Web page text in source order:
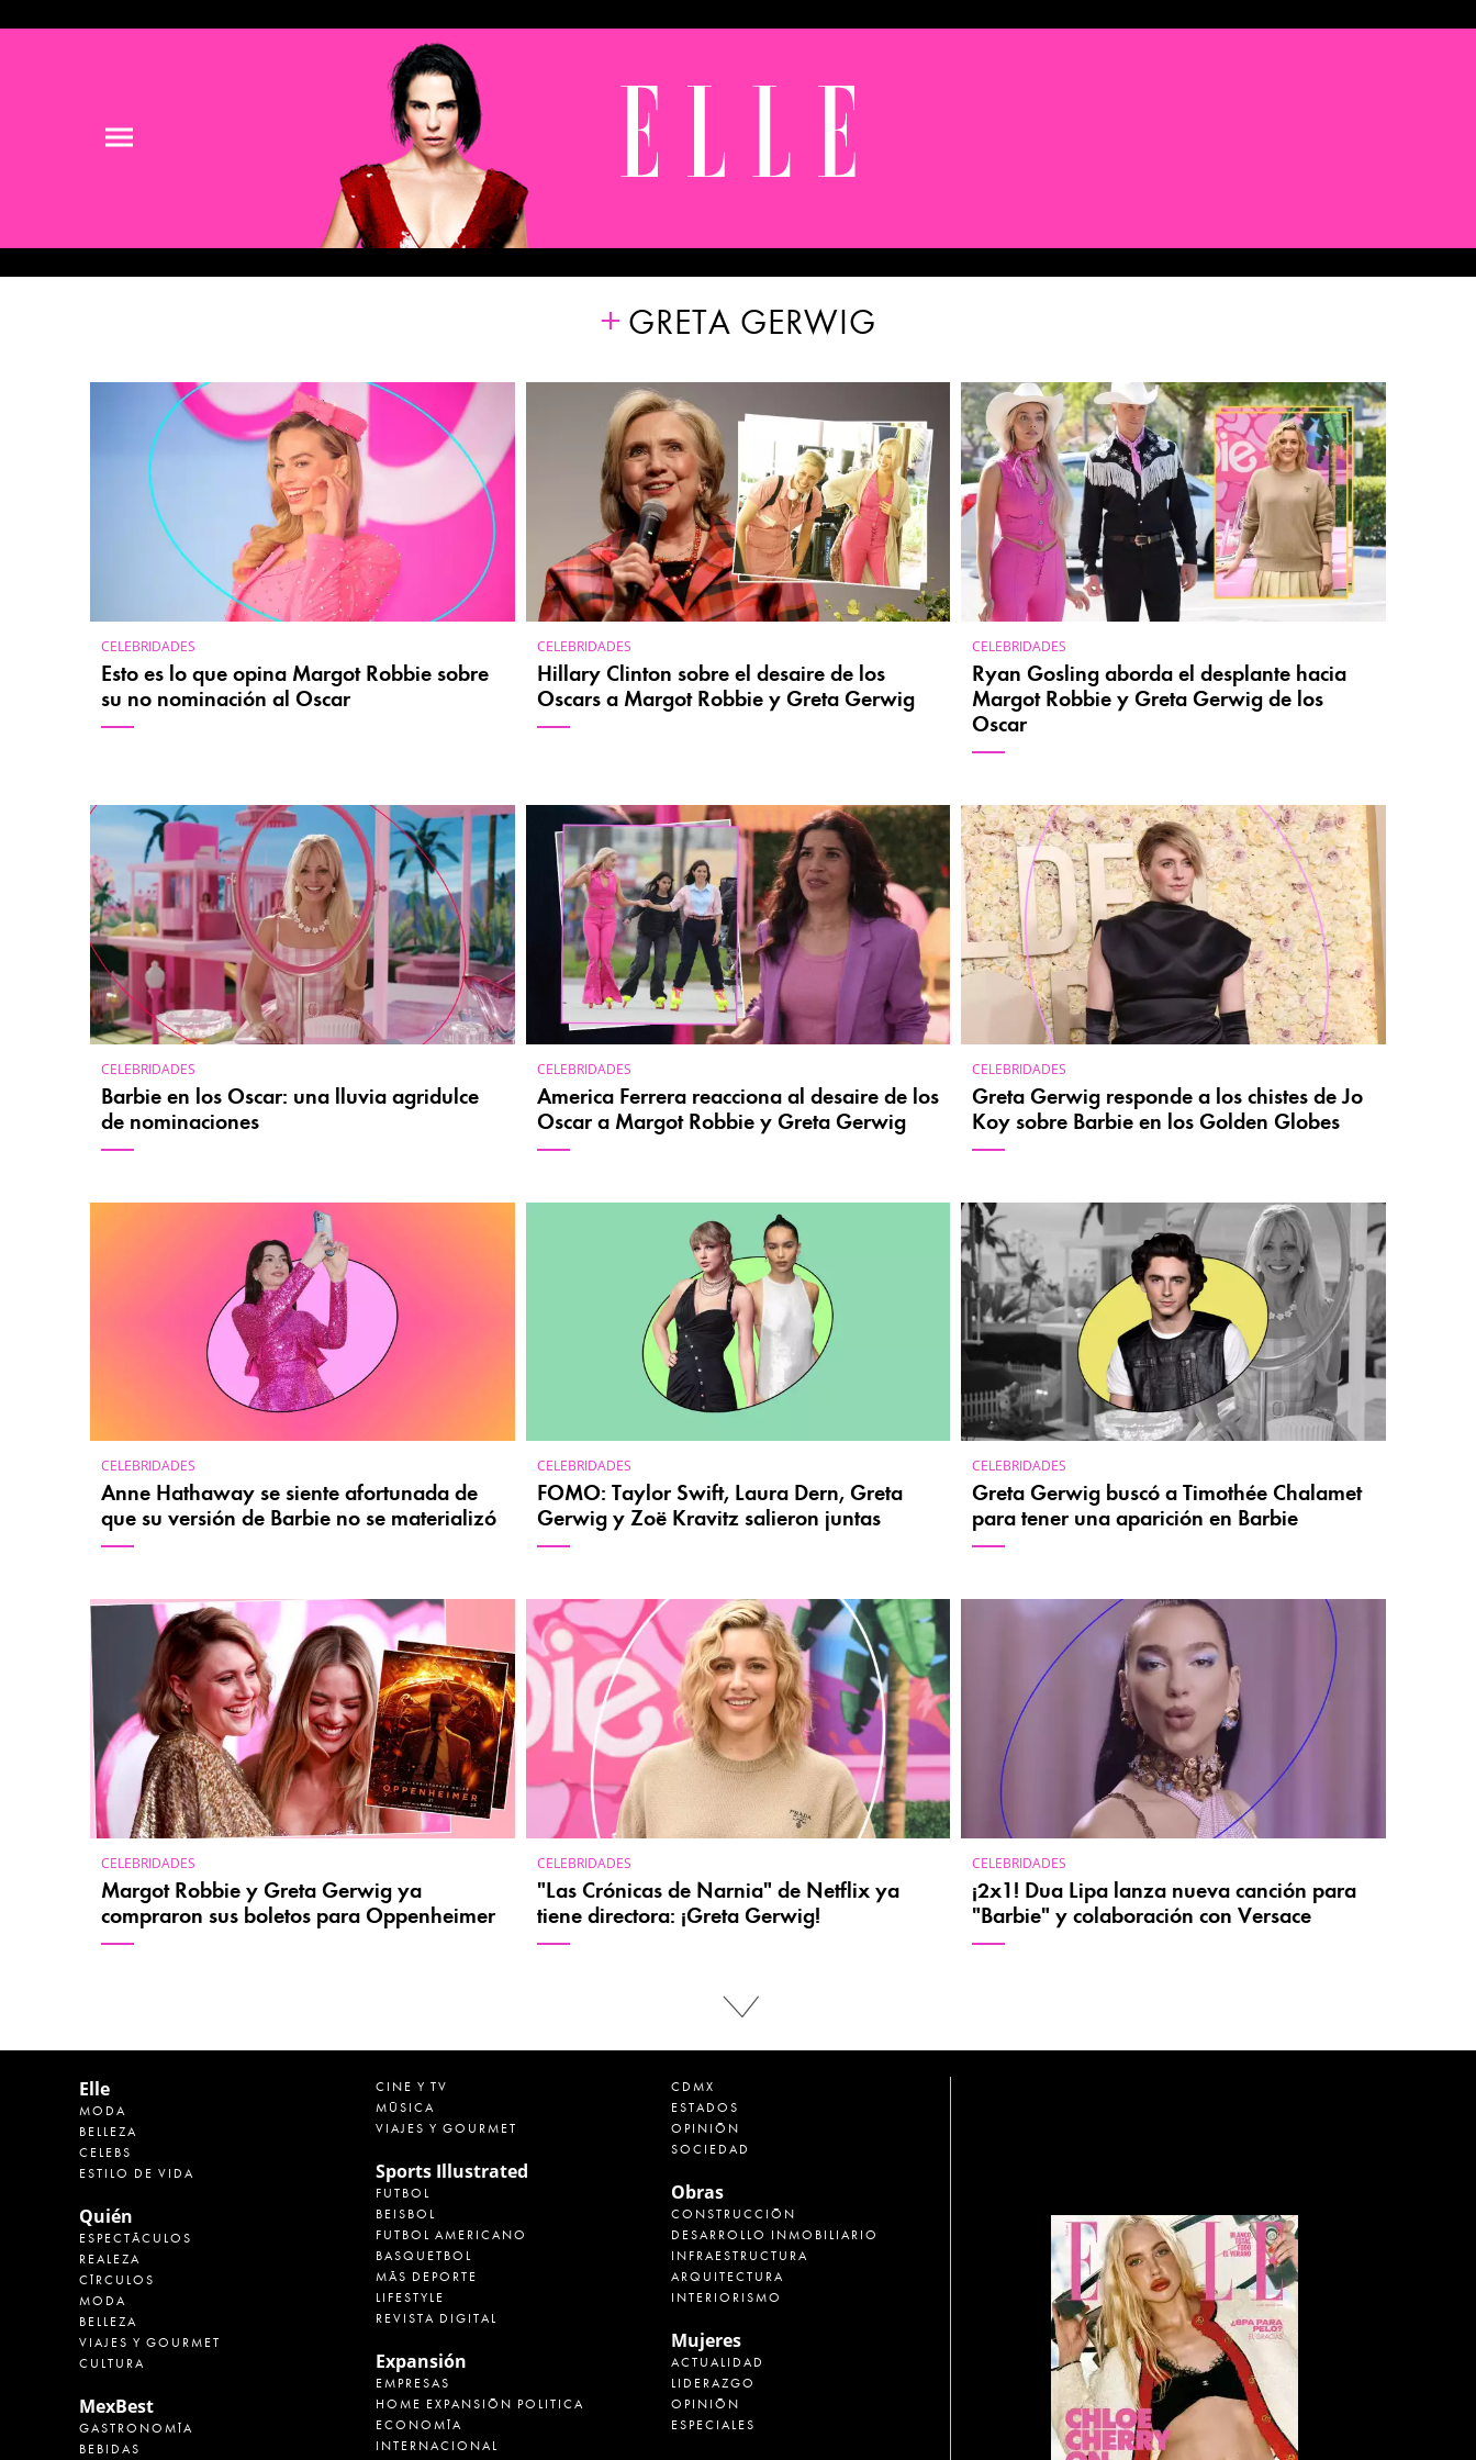
GRETA GERWIG
CELEBRIDADES
Esto es lo que opina Margot Robbie sobre
su no nominación al Oscar
CELEBRIDADES
Hillary Clinton sobre el desaire de los
Oscars a Margot Robbie y Greta Gerwig
CELEBRIDADES
Ryan Gosling aborda el desplante hacia
Margot Robbie y Greta Gerwig de los
Oscar
CELEBRIDADES
Barbie en los Oscar: una lluvia agridulce
de nominaciones
CELEBRIDADES
America Ferrera reacciona al desaire de los
Oscar a Margot Robbie y Greta Gerwig
CELEBRIDADES
Greta Gerwig responde a los chistes de Jo
Koy sobre Barbie en los Golden Globes
CELEBRIDADES
Anne Hathaway se siente afortunada de
que su versión de Barbie no se materializó
CELEBRIDADES
FOMO: Taylor Swift, Laura Dern, Greta
Gerwig y Zoë Kravitz salieron juntas
CELEBRIDADES
Greta Gerwig buscó a Timothée Chalamet
para tener una aparición en Barbie
CELEBRIDADES
Margot Robbie y Greta Gerwig ya
compraron sus boletos para Oppenheimer
CELEBRIDADES
"Las Crónicas de Narnia" de Netflix ya
tiene directora: ¡Greta Gerwig!
CELEBRIDADES
¡2x1! Dua Lipa lanza nueva canción para
"Barbie" y colaboración con Versace
Elle
MODA
BELLEZA
CELEBS
ESTILO DE VIDA
Quién
ESPECTÁCULOS
REALEZA
CÍRCULOS
MODA
BELLEZA
VIAJES Y GOURMET
CULTURA
MexBest
GASTRONOMÍA
BEBIDAS
CINE Y TV
MÚSICA
VIAJES Y GOURMET
Sports Illustrated
FUTBOL
BEISBOL
FUTBOL AMERICANO
BASQUETBOL
MÁS DEPORTE
LIFESTYLE
REVISTA DIGITAL
Expansión
EMPRESAS
HOME EXPANSIÓN POLITICA
ECONOMÍA
INTERNACIONAL
CDMX
ESTADOS
OPINIÓN
SOCIEDAD
Obras
CONSTRUCCIÓN
DESARROLLO INMOBILIARIO
INFRAESTRUCTURA
ARQUITECTURA
INTERIORISMO
Mujeres
ACTUALIDAD
LIDERAZGO
OPINIÓN
ESPECIALES